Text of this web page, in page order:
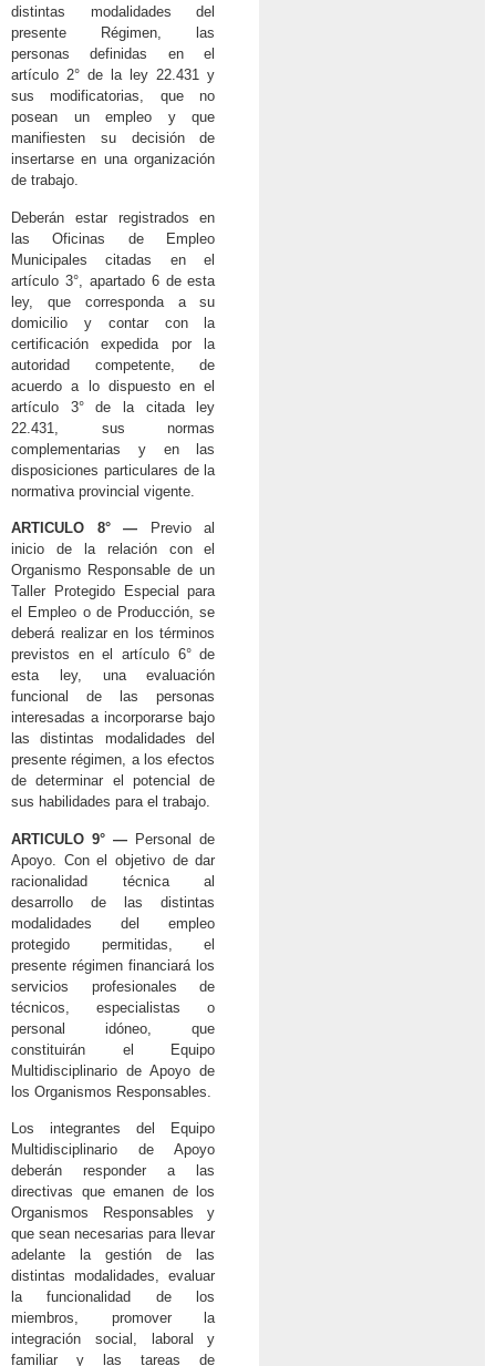
distintas modalidades del
presente Régimen, las
personas definidas en el
artículo 2° de la ley 22.431 y
sus modificatorias, que no
posean un empleo y que
manifiesten su decisión de
insertarse en una organización
de trabajo.
Deberán estar registrados en
las Oficinas de Empleo
Municipales citadas en el
artículo 3°, apartado 6 de esta
ley, que corresponda a su
domicilio y contar con la
certificación expedida por la
autoridad competente, de
acuerdo a lo dispuesto en el
artículo 3° de la citada ley
22.431, sus normas
complementarias y en las
disposiciones particulares de la
normativa provincial vigente.
ARTICULO 8° — Previo al
inicio de la relación con el
Organismo Responsable de un
Taller Protegido Especial para
el Empleo o de Producción, se
deberá realizar en los términos
previstos en el artículo 6° de
esta ley, una evaluación
funcional de las personas
interesadas a incorporarse bajo
las distintas modalidades del
presente régimen, a los efectos
de determinar el potencial de
sus habilidades para el trabajo.
ARTICULO 9° — Personal de
Apoyo. Con el objetivo de dar
racionalidad técnica al
desarrollo de las distintas
modalidades del empleo
protegido permitidas, el
presente régimen financiará los
servicios profesionales de
técnicos, especialistas o
personal idóneo, que
constituirán el Equipo
Multidisciplinario de Apoyo de
los Organismos Responsables.
Los integrantes del Equipo
Multidisciplinario de Apoyo
deberán responder a las
directivas que emanen de los
Organismos Responsables y
que sean necesarias para llevar
adelante la gestión de las
distintas modalidades, evaluar
la funcionalidad de los
miembros, promover la
integración social, laboral y
familiar y las tareas de